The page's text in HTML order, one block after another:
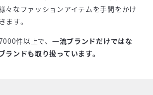
々なファッションアイテムを手間をかけ
ます。
件以上で、 一流ブランドだけではな
ランドも取り扱っています。